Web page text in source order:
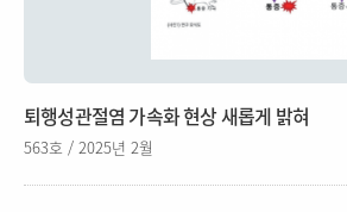
퇴행성관절염 가속화 현상 새롭게 밝혀
563호 / 2025년 2월